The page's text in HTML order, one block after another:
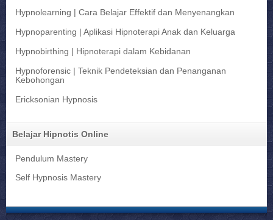
Hypnolearning | Cara Belajar Effektif dan Menyenangkan
Hypnoparenting | Aplikasi Hipnoterapi Anak dan Keluarga
Hypnobirthing | Hipnoterapi dalam Kebidanan
Hypnoforensic | Teknik Pendeteksian dan Penanganan
Kebohongan
Ericksonian Hypnosis
Belajar Hipnotis Online
Pendulum Mastery
Self Hypnosis Mastery